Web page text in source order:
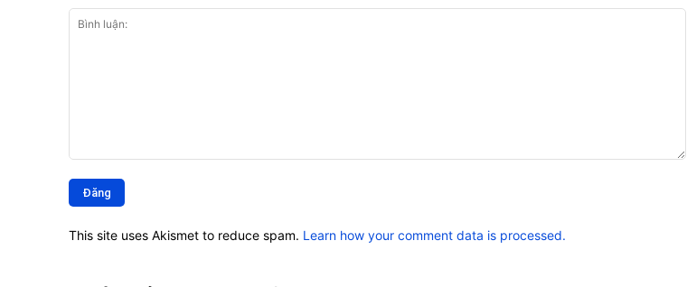
luận:
This site uses Akismet to reduce spam. Learn how your comment data is processed.